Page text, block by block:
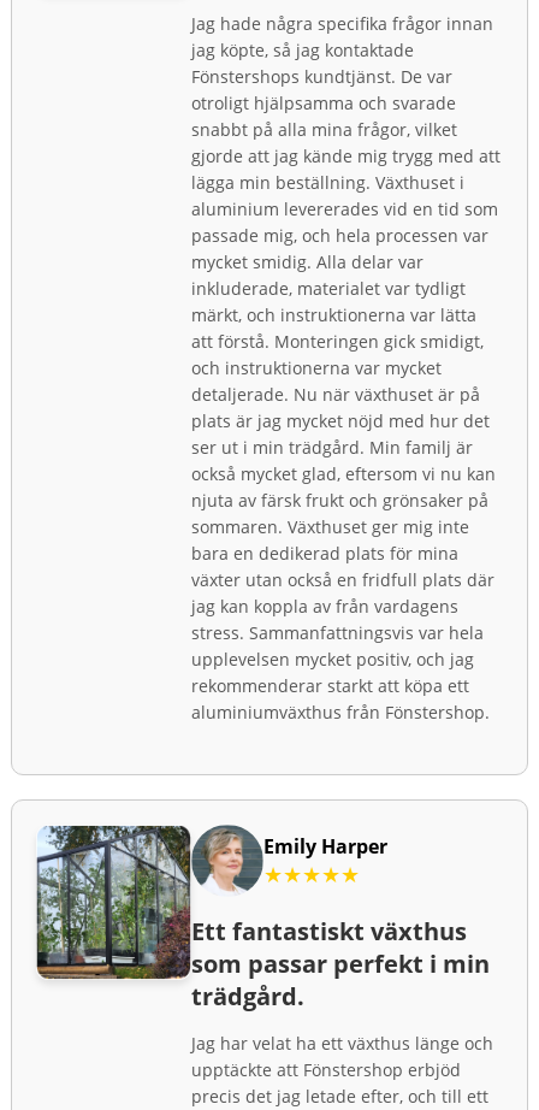
Jag hade några specifika frågor innan
jag köpte, så jag kontaktade
Fönstershops kundtjänst. De var
otroligt hjälpsamma och svarade
snabbt på alla mina frågor, vilket
gjorde att jag kände mig trygg med att
lägga min beställning. Växthuset i
aluminium levererades vid en tid som
passade mig, och hela processen var
mycket smidig. Alla delar var
inkluderade, materialet var tydligt
märkt, och instruktionerna var lätta
att förstå. Monteringen gick smidigt,
och instruktionerna var mycket
detaljerade. Nu när växthuset är på
plats är jag mycket nöjd med hur det
ser ut i min trädgård. Min familj är
också mycket glad, eftersom vi nu kan
njuta av färsk frukt och grönsaker på
sommaren. Växthuset ger mig inte
bara en dedikerad plats för mina
växter utan också en fridfull plats där
jag kan koppla av från vardagens
stress. Sammanfattningsvis var hela
upplevelsen mycket positiv, och jag
rekommenderar starkt att köpa ett
aluminiumväxthus från Fönstershop.
Emily Harper
★★★★★
Ett fantastiskt växthus
som passar perfekt i min
trädgård.
Jag har velat ha ett växthus länge och
upptäckte att Fönstershop erbjöd
precis det jag letade efter, och till ett